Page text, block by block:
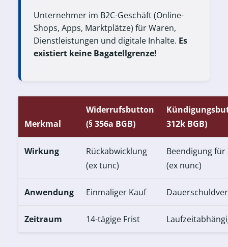
Unternehmer im B2C-Geschäft (Online-
Shops, Apps, Marktplätze) für Waren,
Dienstleistungen und digitale Inhalte. Es
existiert keine Bagatellgrenze!
Merkmal
Widerrufsbutton
(§ 356a BGB)
312k BGB)
Wirkung
Rückabwicklung
(ex tunc)
Beendigung
(ex nunc)
Anwendung Einmaliger Kauf
Zeitraum 14-tägige Frist